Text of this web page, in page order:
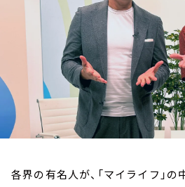
各界の有名人が、「マイライフ」